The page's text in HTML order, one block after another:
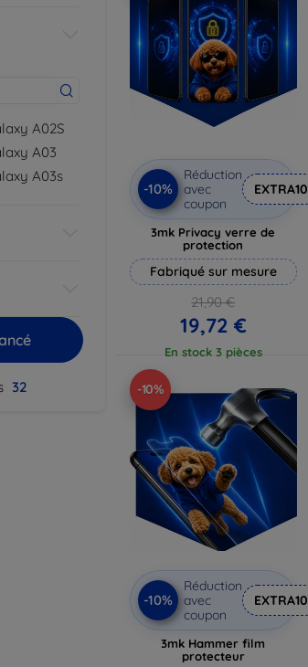
A02S
A03
A03s
32
-10%
Réduction
avec
coupon
EXTRA10
3mk Privacy verre de
protection
Fabriqué sur mesure
21,90 €
19,72 €
En stock 3 pièces
-10%
-10%
Réduction
avec
coupon
EXTRA10
3mk Hammer film
protecteur